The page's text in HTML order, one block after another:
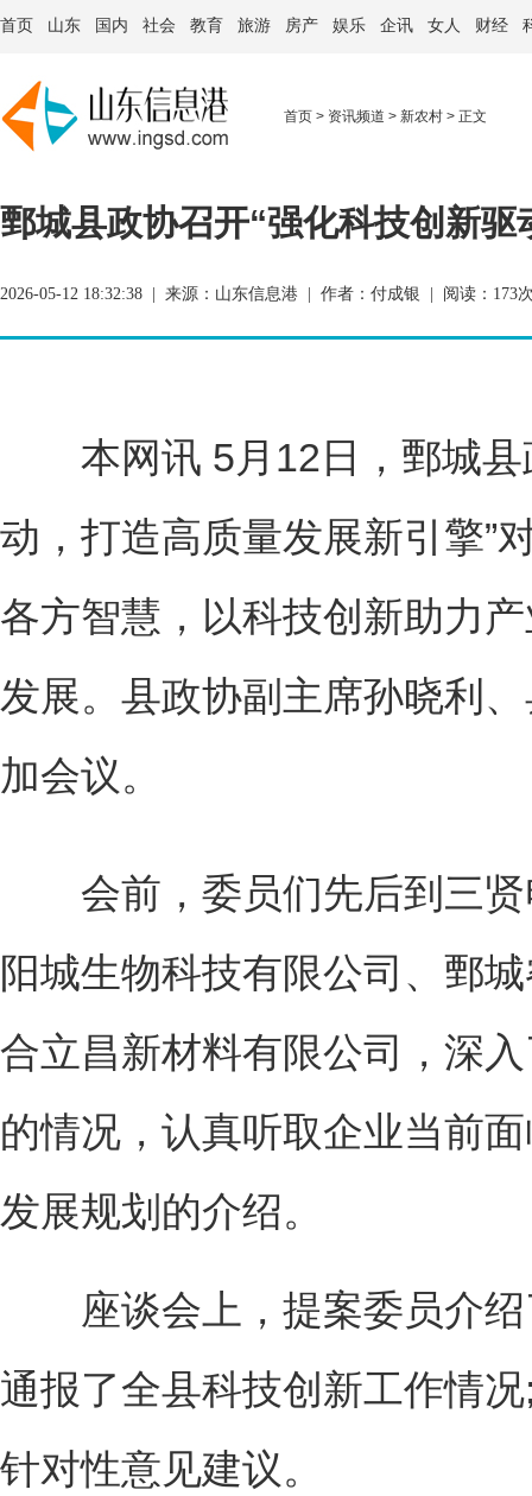
首页 山东 国内 社会 教育 旅游 房产 娱乐 企讯 女人 财经
首页 > 资讯频道 > 新农村 > 正文
鄄城县政协召开“强化科技创新
2026-05-12 18:32:38 | 来源： 山东信息港 | 作者：付成银 | 阅读： 173
本网讯 5月12日，鄄城县
动，打造高质量发展新引擎”
各方智慧，以科技创新助力
发展。县政协副主席孙晓利
加会议。
会前，委员们先后到三贤
阳城生物科技有限公司、鄄
合立昌新材料有限公司，深
的情况，认真听取企业当前
发展规划的介绍。
座谈会上，提案委员介绍
通报了全县科技创新工作情
针对性意见建议。